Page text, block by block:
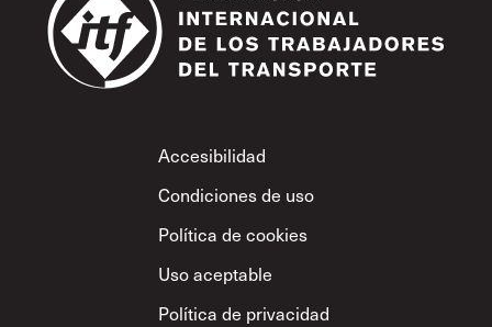
Footer
Accesibilidad
Condiciones de uso
Política de cookies
Uso aceptable
Política de privacidad